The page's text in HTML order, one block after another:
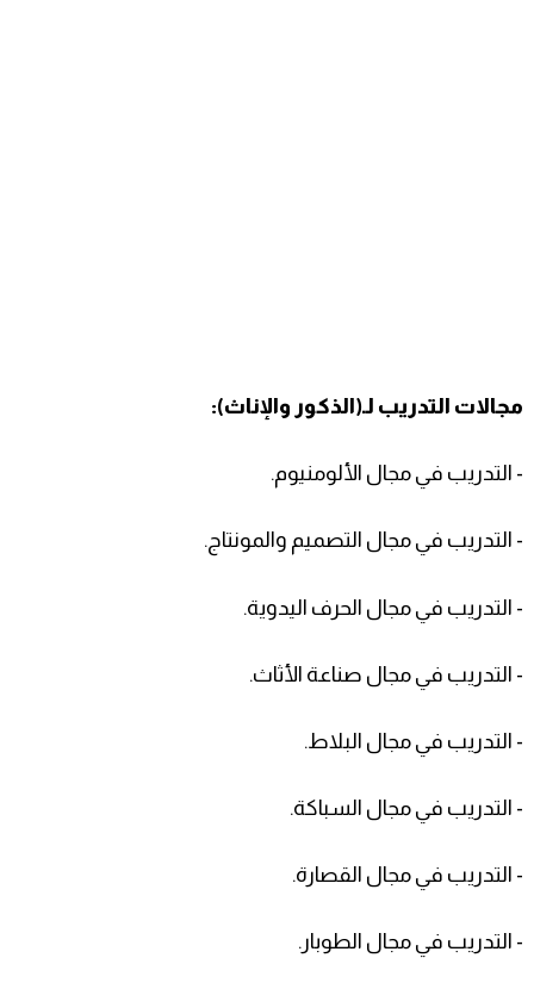
مجالات التدريب لـ(الذكور والإناث):
- التدريب في مجال الألومنيوم.
- التدريب في مجال التصميم والمونتاج.
- التدريب في مجال الحرف اليدوية.
- التدريب في مجال صناعة الأثاث.
- التدريب في مجال البلاط.
- التدريب في مجال السباكة.
- التدريب في مجال القصارة.
- التدريب في مجال الطوبار.